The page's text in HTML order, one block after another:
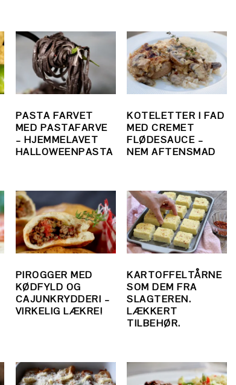
PASTA FARVET
MED PASTAFARVE
– HJEMMELAVET
HALLOWEENPASTA
KOTELETTER I FAD
MED CREMET
FLØDESAUCE –
NEM AFTENSMAD
PIROGGER MED
KØDFYLD OG
CAJUNKRYDDERI –
VIRKELIG LÆKRE!
KARTOFFELTÅRNE
SOM DEM FRA
SLAGTEREN.
LÆKKERT
TILBEHØR.